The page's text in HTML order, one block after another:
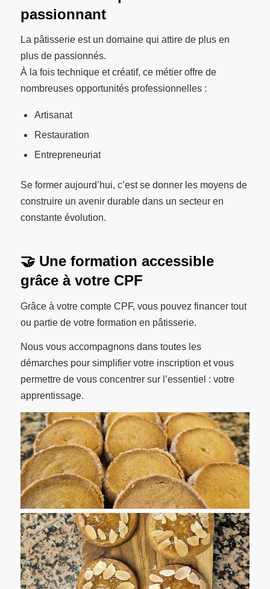
passionnant
La pâtisserie est un domaine qui attire de plus en
plus de passionnés.
À la fois technique et créatif, ce métier offre de
nombreuses opportunités professionnelles :
Artisanat
Restauration
Entrepreneuriat
Se former aujourd’hui, c’est se donner les moyens de
construire un avenir durable dans un secteur en
constante évolution.
🤝 Une formation accessible
grâce à votre CPF
Grâce à votre compte CPF, vous pouvez financer tout
ou partie de votre formation en pâtisserie.
Nous vous accompagnons dans toutes les
démarches pour simplifier votre inscription et vous
permettre de vous concentrer sur l’essentiel : votre
apprentissage.